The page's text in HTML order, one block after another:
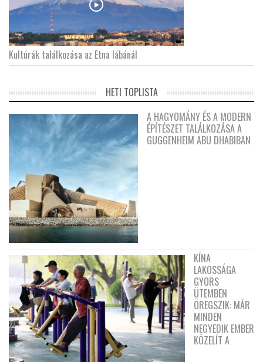
Kultúrák találkozása az Etna lábánál
HETI TOPLISTA
A HAGYOMÁNY ÉS A MODERN
ÉPÍTÉSZET TALÁLKOZÁSA A
GUGGENHEIM ABU DHABIBAN
KÍNA
LAKOSSÁGA
GYORS
ÜTEMBEN
ÖREGSZIK: MÁR
MINDEN
NEGYEDIK EMBER
KÖZELÍT A